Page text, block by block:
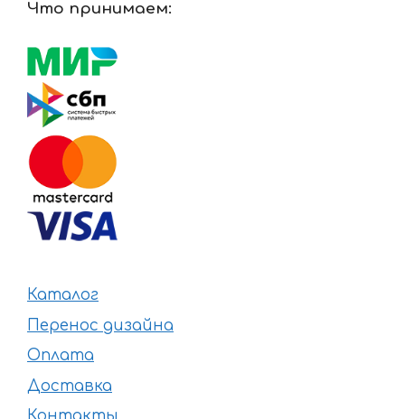
Что принимаем:
Каталог
Перенос дизайна
Оплата
Доставка